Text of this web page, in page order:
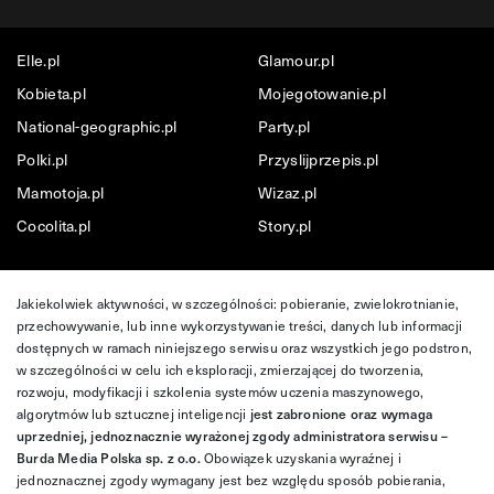
Elle.pl
Glamour.pl
Kobieta.pl
Mojegotowanie.pl
National-geographic.pl
Party.pl
Polki.pl
Przyslijprzepis.pl
Mamotoja.pl
Wizaz.pl
Cocolita.pl
Story.pl
Jakiekolwiek aktywności, w szczególności: pobieranie, zwielokrotnianie,
przechowywanie, lub inne wykorzystywanie treści, danych lub informacji
dostępnych w ramach niniejszego serwisu oraz wszystkich jego podstron,
w szczególności w celu ich eksploracji, zmierzającej do tworzenia,
rozwoju, modyfikacji i szkolenia systemów uczenia maszynowego,
algorytmów lub sztucznej inteligencji jest zabronione oraz wymaga
uprzedniej, jednoznacznie wyrażonej zgody administratora serwisu –
Burda Media Polska sp. z o.o.Obowiązek uzyskania wyraźnej i
jednoznacznej zgody wymagany jest bez względu sposób pobierania,